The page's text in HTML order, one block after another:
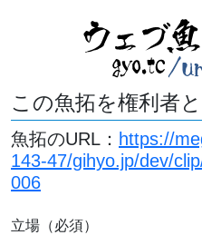
この魚拓を権利者
魚拓のURL： https://
143-47/gihyo.jp/dev/
006
立場（必須）